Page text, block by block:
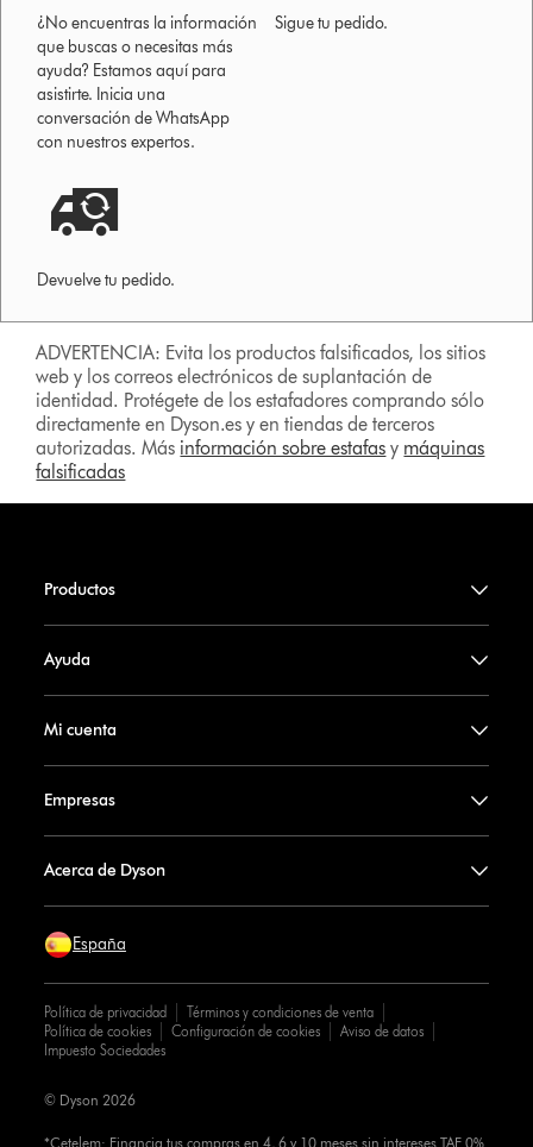
¿No encuentras la información
que buscas o necesitas más
ayuda? Estamos aquí para
asistirte. Inicia una
conversación de WhatsApp
con nuestros expertos.
Sigue tu pedido.
Devuelve tu pedido.
ADVERTENCIA: Evita los productos falsificados, los sitios
web y los correos electrónicos de suplantación de
identidad. Protégete de los estafadores comprando sólo
directamente en Dyson.es y en tiendas de terceros
autorizadas. Más información sobre estafas y máquinas
falsificadas
Productos
Ayuda
Mi cuenta
Empresas
Acerca de Dyson
España
Política de privacidad
Términos y condiciones de venta
Política de cookies
Configuración de cookies
Aviso de datos
Impuesto Sociedades
*Cetelem: Financia tus compras en 4, 6 y 10 meses sin intereses TAE 0%
© Dyson 2026